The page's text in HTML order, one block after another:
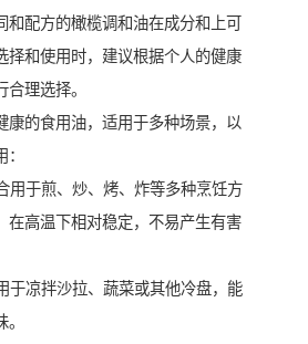
和配方的橄榄调和油在成分和上可
择和使用时，建议根据个人的健康
理选择。
康的食用油，适用于多种场景，以
用于煎、炒、烤、炸等多种烹饪方
在高温下相对稳定，不易产生有害
于凉拌沙拉、蔬菜或其他冷盘，能